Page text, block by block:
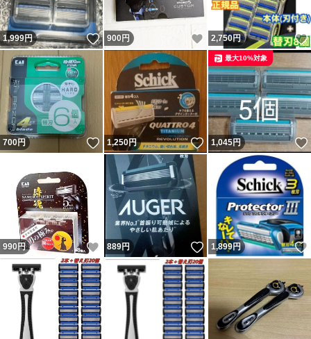
1,999円 いいね！
900 円 いいね！
2,750円
700円 いいね！
1,250円 いいね！
1,045円
最大10%対象
990 円 いいね！
889円 いいね！
1,899円